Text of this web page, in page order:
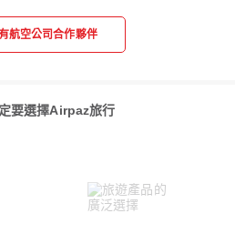
航空公司合作夥伴
要選擇Airpaz旅行